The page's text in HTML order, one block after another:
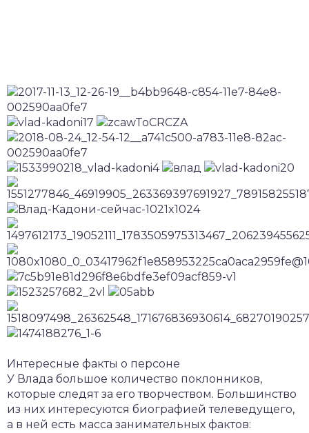
Интересные факты о персоне
У Влада большое количество поклонников,
которые следят за его творчеством. Большинство
из них интересуются биографией телеведущего,
а в ней есть масса занимательных фактов: